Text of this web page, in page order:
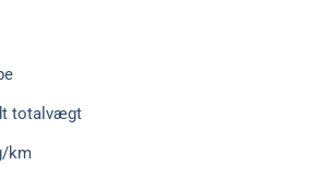
totalvægt
km